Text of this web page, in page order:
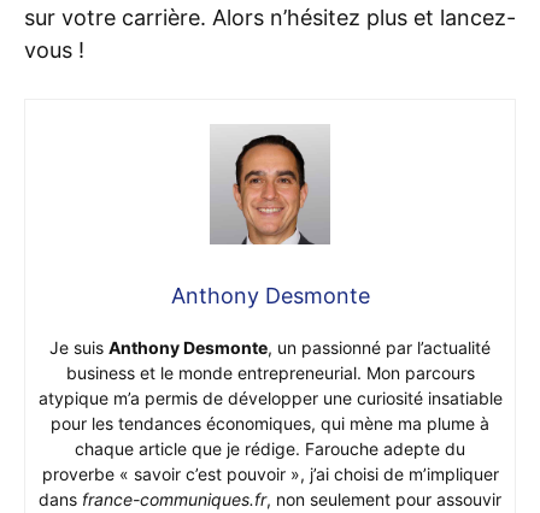
sur votre carrière. Alors n’hésitez plus et lancez-
vous !
Anthony Desmonte
Je suis Anthony Desmonte, un passionné par l’actualité
business et le monde entrepreneurial. Mon parcours
atypique m’a permis de développer une curiosité insatiable
pour les tendances économiques, qui mène ma plume à
chaque article que je rédige. Farouche adepte du
proverbe « savoir c’est pouvoir », j’ai choisi de m’impliquer
dans france-communiques.fr, non seulement pour assouvir